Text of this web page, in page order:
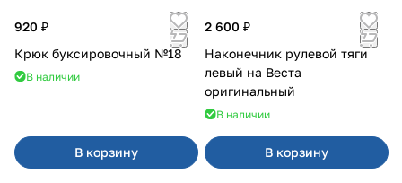
920 ₽
Крюк буксировочный №18
В наличии
В корзину
2 600 ₽
Наконечник рулевой тяги
левый на Веста
оригинальный
В наличии
В корзину